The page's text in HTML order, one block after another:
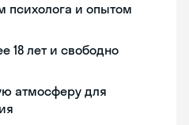
психолога и опытом
18 лет и свободно
атмосферу для